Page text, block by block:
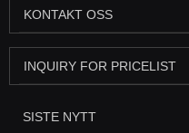
KONTAKT OSS
INQUIRY FOR PRICELIST
SISTE NYTT